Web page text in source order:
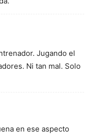
Jugando el
Ni tan mal. Solo
en ese aspecto